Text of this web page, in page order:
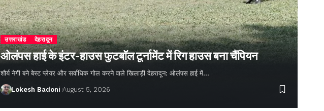
उत्तराखंड देहरादून
ओलंपस हाई के इंटर-हाउस फुटबॉल टूर्नामेंट में रिग हाउस बना चैंपियन
शौर्य नेगी बने बेस्ट प्लेयर और सर्वाधिक गोल करने वाले खिलाड़ी देहरादून: ओलंपस हाई में…
Lokesh Badoni August 5, 2026